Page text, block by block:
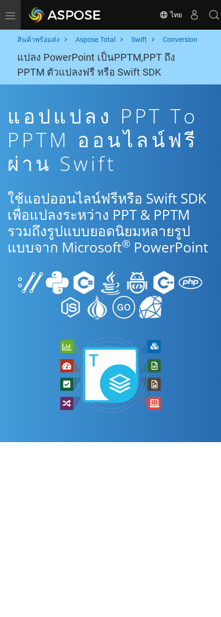
Toggle navigation ไทย
สินค้าพร้อมส่ง Aspose.Total Swift Conversion
แปลง PowerPoint เป็นPPTM,PPT ถึง
PPTM ตัวแปลงฟรี หรือ Swift SDK
แอปแปลง PPT To
PPTM ออนไลน์ฟรี
ผ่าน Swift
ใช้แอปออนไลน์ฟรีหรือ Swift SDK
เพื่อแปลงระหว่าง PPT & PPTM
รวมถึงรูปแบบยอดนิยมหลายรูป
แบบจาก Microsoft® PowerPoint